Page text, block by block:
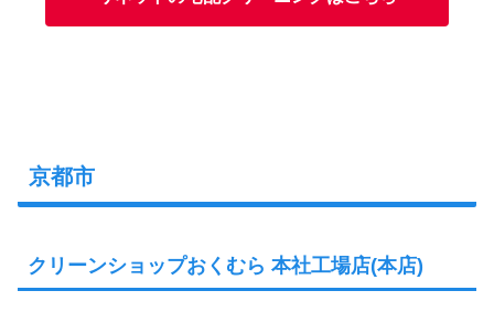
京都市
クリーンショップおくむら 本社工場店(本店)